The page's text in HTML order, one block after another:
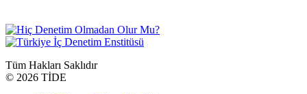
Tüm Hakları Saklıdır
© 2026 TİDE